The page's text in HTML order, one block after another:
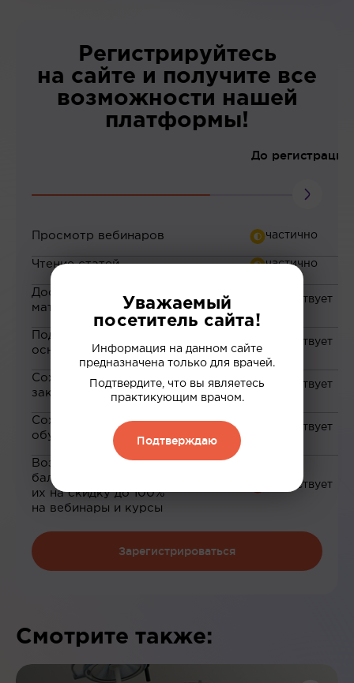
Регистрируйтесь
на сайте и получите все
возможности нашей
платформы!
До регистрации
Просмотр вебинаров
Чтение статей
Доступ к закрытым
материалам
Подборка материалов на
основе ваших интересов
Сохранение материалов в
закладки
Сохранение прогресса по
обучению
Возможность зарабатывать
баллы и обменивать
их на скидку до 100%
на вебинары и курсы
Зарегистрироваться
Смотрите также:
Уважаемый
посетитель сайта!
Информация на данном сайте
предназначена только для врачей.
Подтвердите, что вы являетесь
практикующим врачом.
Подтверждаю